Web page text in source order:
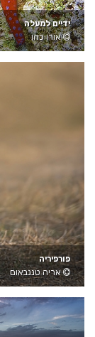
ידיים למעלה
אורן כהן
פורפיריה
אריה טננבאום